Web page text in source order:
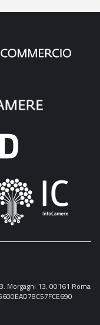
Morgagni 13, 00161 Roma